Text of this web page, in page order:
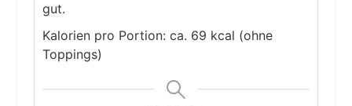
gut.
Kalorien pro Portion: ca. 69 kcal (ohne
Toppings)